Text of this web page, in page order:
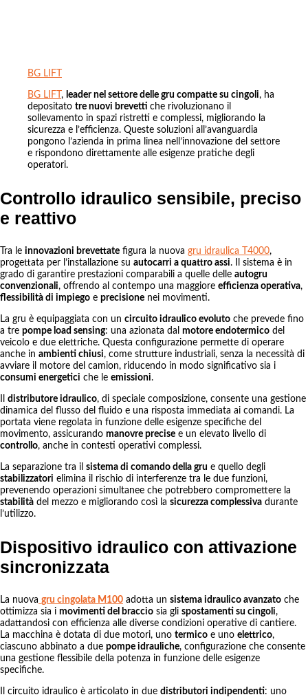
BG LIFT
BG LIFT , leader nel settore delle gru compatte su cingoli, ha
depositato tre nuovi brevetti che rivoluzionano il
sollevamento in spazi ristretti e complessi, migliorando la
sicurezza e l’efficienza. Queste soluzioni all’avanguardia
pongono l’azienda in prima linea nell’innovazione del settore
e rispondono direttamente alle esigenze pratiche degli
operatori.
Controllo idraulico sensibile, preciso
e reattivo
Tra le innovazioni brevettate figura la nuova gru idraulica T4000,
progettata per l’installazione su autocarri a quattro assi. Il sistema è in
grado di garantire prestazioni comparabili a quelle delle autogru
convenzionali, offrendo al contempo una maggiore efficienza operativa,
flessibilità di impiego e precisione nei movimenti.
La gru è equipaggiata con un circuito idraulico evoluto che prevede fino
a tre pompe load sensing: una azionata dal motore endotermico del
veicolo e due elettriche. Questa configurazione permette di operare
anche in ambienti chiusi, come strutture industriali, senza la necessità di
avviare il motore del camion, riducendo in modo significativo sia i
consumi energetici che le emissioni.
distributore idraulico, di speciale composizione, consente una gestione
dinamica del flusso del fluido e una risposta immediata ai comandi. La
portata viene regolata in funzione delle esigenze specifiche del
movimento, assicurando manovre precise e un elevato livello di
controllo, anche in contesti operativi complessi.
La separazione tra il sistema di comando della gru e quello degli
stabilizzatori elimina il rischio di interferenze tra le due funzioni,
prevenendo operazioni simultanee che potrebbero compromettere la
stabilità del mezzo e migliorando così la sicurezza complessiva durante
l’utilizzo.
Dispositivo idraulico con attivazione
sincronizzata
La nuova gru cingolata M100 adotta un sistema idraulico avanzato che
ottimizza sia i movimenti del braccio sia gli spostamenti su cingoli,
adattandosi con efficienza alle diverse condizioni operative di cantiere.
La macchina è dotata di due motori, uno termico e uno elettrico,
ciascuno abbinato a due pompe idrauliche, configurazione che consente
una gestione flessibile della potenza in funzione delle esigenze
specifiche.
Il circuito idraulico è articolato in due distributori indipendenti: uno